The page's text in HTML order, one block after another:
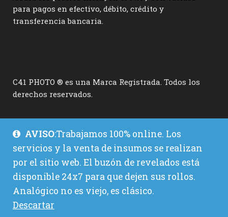
para pagos en efectivo, débito, crédito y
transferencia bancaria.
C41 PHOTO ® es una Marca Registrada. Todos los
derechos reservados.
AVISO:Trabajamos 100% online. Los
servicios y la venta de insumos se realizan
por el sitio web. El buzón de revelados está
disponible 24x7 para que dejen sus rollos.
Analógico no es viejo, es clásico.
Descartar